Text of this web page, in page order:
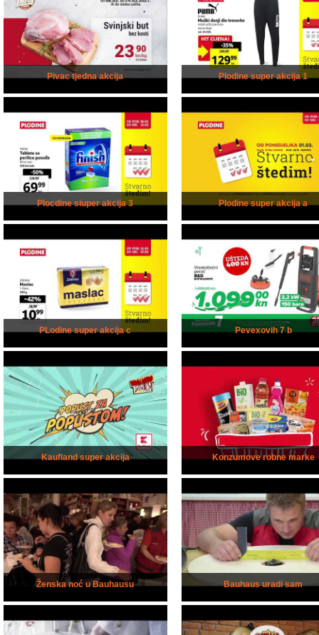
Pivac tjedna akcija Plodine super akcija 1
Plocdine siuper akcija 3 Plodine super akcija a
PLodine super akcija c Pevexovih 7 b
Kaufland super akcija Konzumove robne marke
Ženska noć u Bauhausu Bauhaus uradi sam